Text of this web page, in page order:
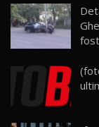
24
26